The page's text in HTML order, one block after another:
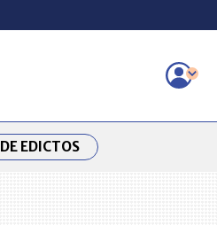
EDICTOS